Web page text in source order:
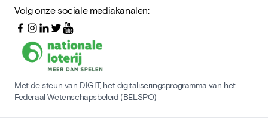
Volg onze sociale mediakanalen:
Met de steun van DIGIT, het digitaliseringsprogramma van het
Federaal Wetenschapsbeleid (BELSPO)